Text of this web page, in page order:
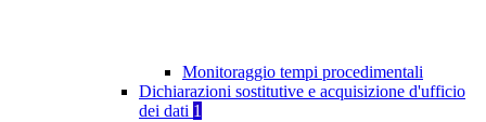
Monitoraggio tempi procedimentali
Dichiarazioni sostitutive e acquisizione d'ufficio
dei dati 1